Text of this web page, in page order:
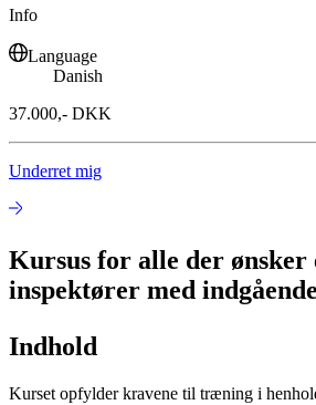
Info
Language
Danish
37.000,- DKK
Underret mig
Kursus for alle der ønsker
inspektører med
Indhold
Kurset opfylder kravene til træning i